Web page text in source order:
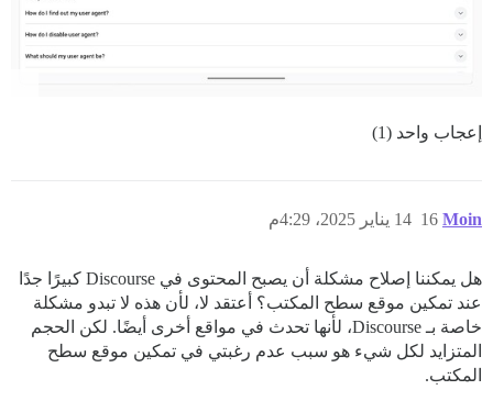
إعجاب واحد (1)
Moin 14 يناير 2025، 4:29م 16
هل يمكننا إصلاح مشكلة أن يصبح المحتوى في Discourse كبيرًا جدًا
عند تمكين موقع سطح المكتب؟ أعتقد لا، لأن هذه لا تبدو مشكلة
خاصة بـ Discourse، لأنها تحدث في مواقع أخرى أيضًا. لكن الحجم
المتزايد لكل شيء هو سبب عدم رغبتي في تمكين موقع سطح
المكتب.